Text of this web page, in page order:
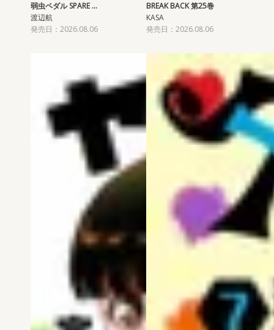
弱虫ペダル SPARE …
渡辺航
発売日：2026.08.06
BREAK BACK 第25巻
KASA
発売日：2026.08.06